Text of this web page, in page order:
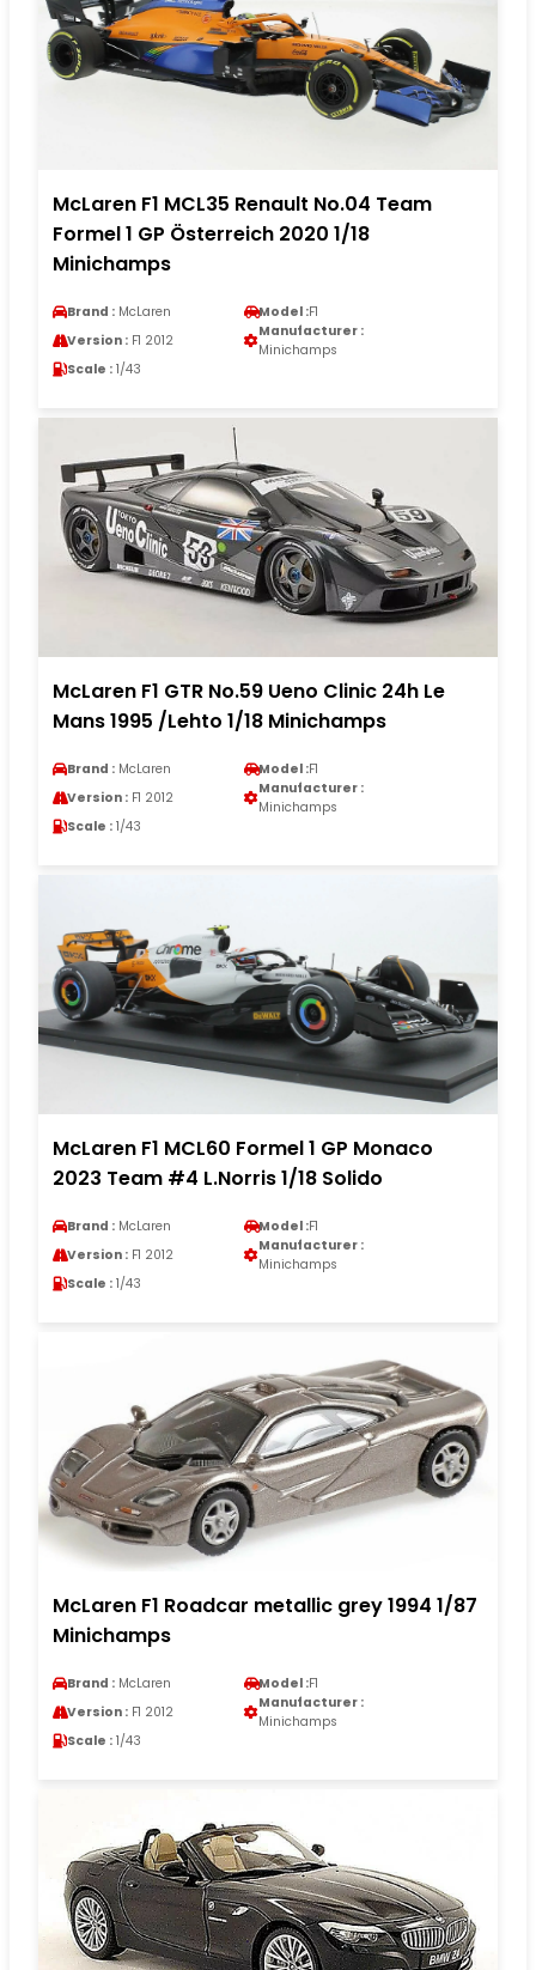
McLaren F1 MCL35 Renault No.04 Team
Formel 1 GP Österreich 2020 1/18
Minichamps
Brand : McLaren Model :F1
Version : F1 2012
Manufacturer :
Minichamps
Scale : 1/43
McLaren F1 GTR No.59 Ueno Clinic 24h Le
Mans 1995 /Lehto 1/18 Minichamps
Brand : McLaren Model :F1
Version : F1 2012
Manufacturer :
Minichamps
Scale : 1/43
McLaren F1 MCL60 Formel 1 GP Monaco
2023 Team #4 L.Norris 1/18 Solido
Brand : McLaren Model :F1
Version : F1 2012
Manufacturer :
Minichamps
Scale : 1/43
McLaren F1 Roadcar metallic grey 1994 1/87
Minichamps
Brand : McLaren Model :F1
Version : F1 2012
Manufacturer :
Minichamps
Scale : 1/43